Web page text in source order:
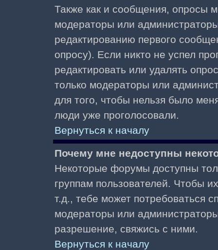
Также как и сообщения, опросы
модераторы или
редактированию первого
опросу). Если никто не успел
редактировать или удалять
только модераторы или
для того, чтобы нельзя было
люди уже проголосовали.
Вернуться к началу
Почему мне недоступны
Некоторые форумы доступны
группам пользователей. Чтобы
т.д., тебе может потребоваться
модераторы или
разрешение, свяжись с ними.
Вернуться к началу